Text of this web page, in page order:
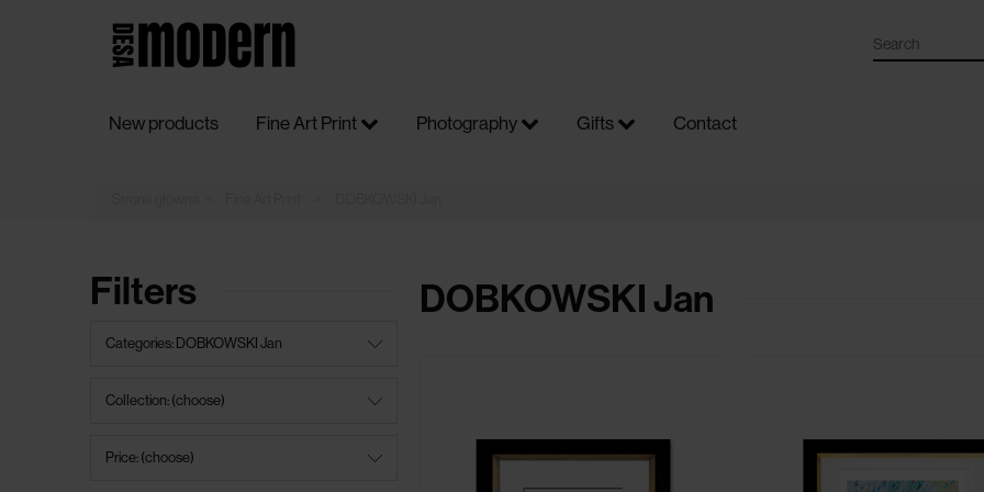
New products Fine Art Print Photography Gifts Contact
Filters
Categories: DOBKOWSKI Jan
Collection: (choose)
Price: (choose)
DOBKOWSKI Jan